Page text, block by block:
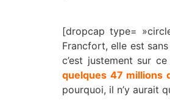
[dropcap type=
Francfort, elle est
c’est justement sur
quelques 47 millions
pourquoi, il n’y aurait